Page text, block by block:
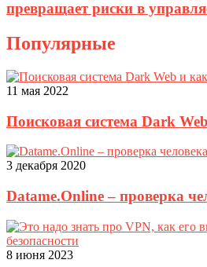
превращает риски в
Популярные
11 мая 2022
Поисковая система Dark
3 декабря 2020
Datame.Online – проверка
8 июня 2023